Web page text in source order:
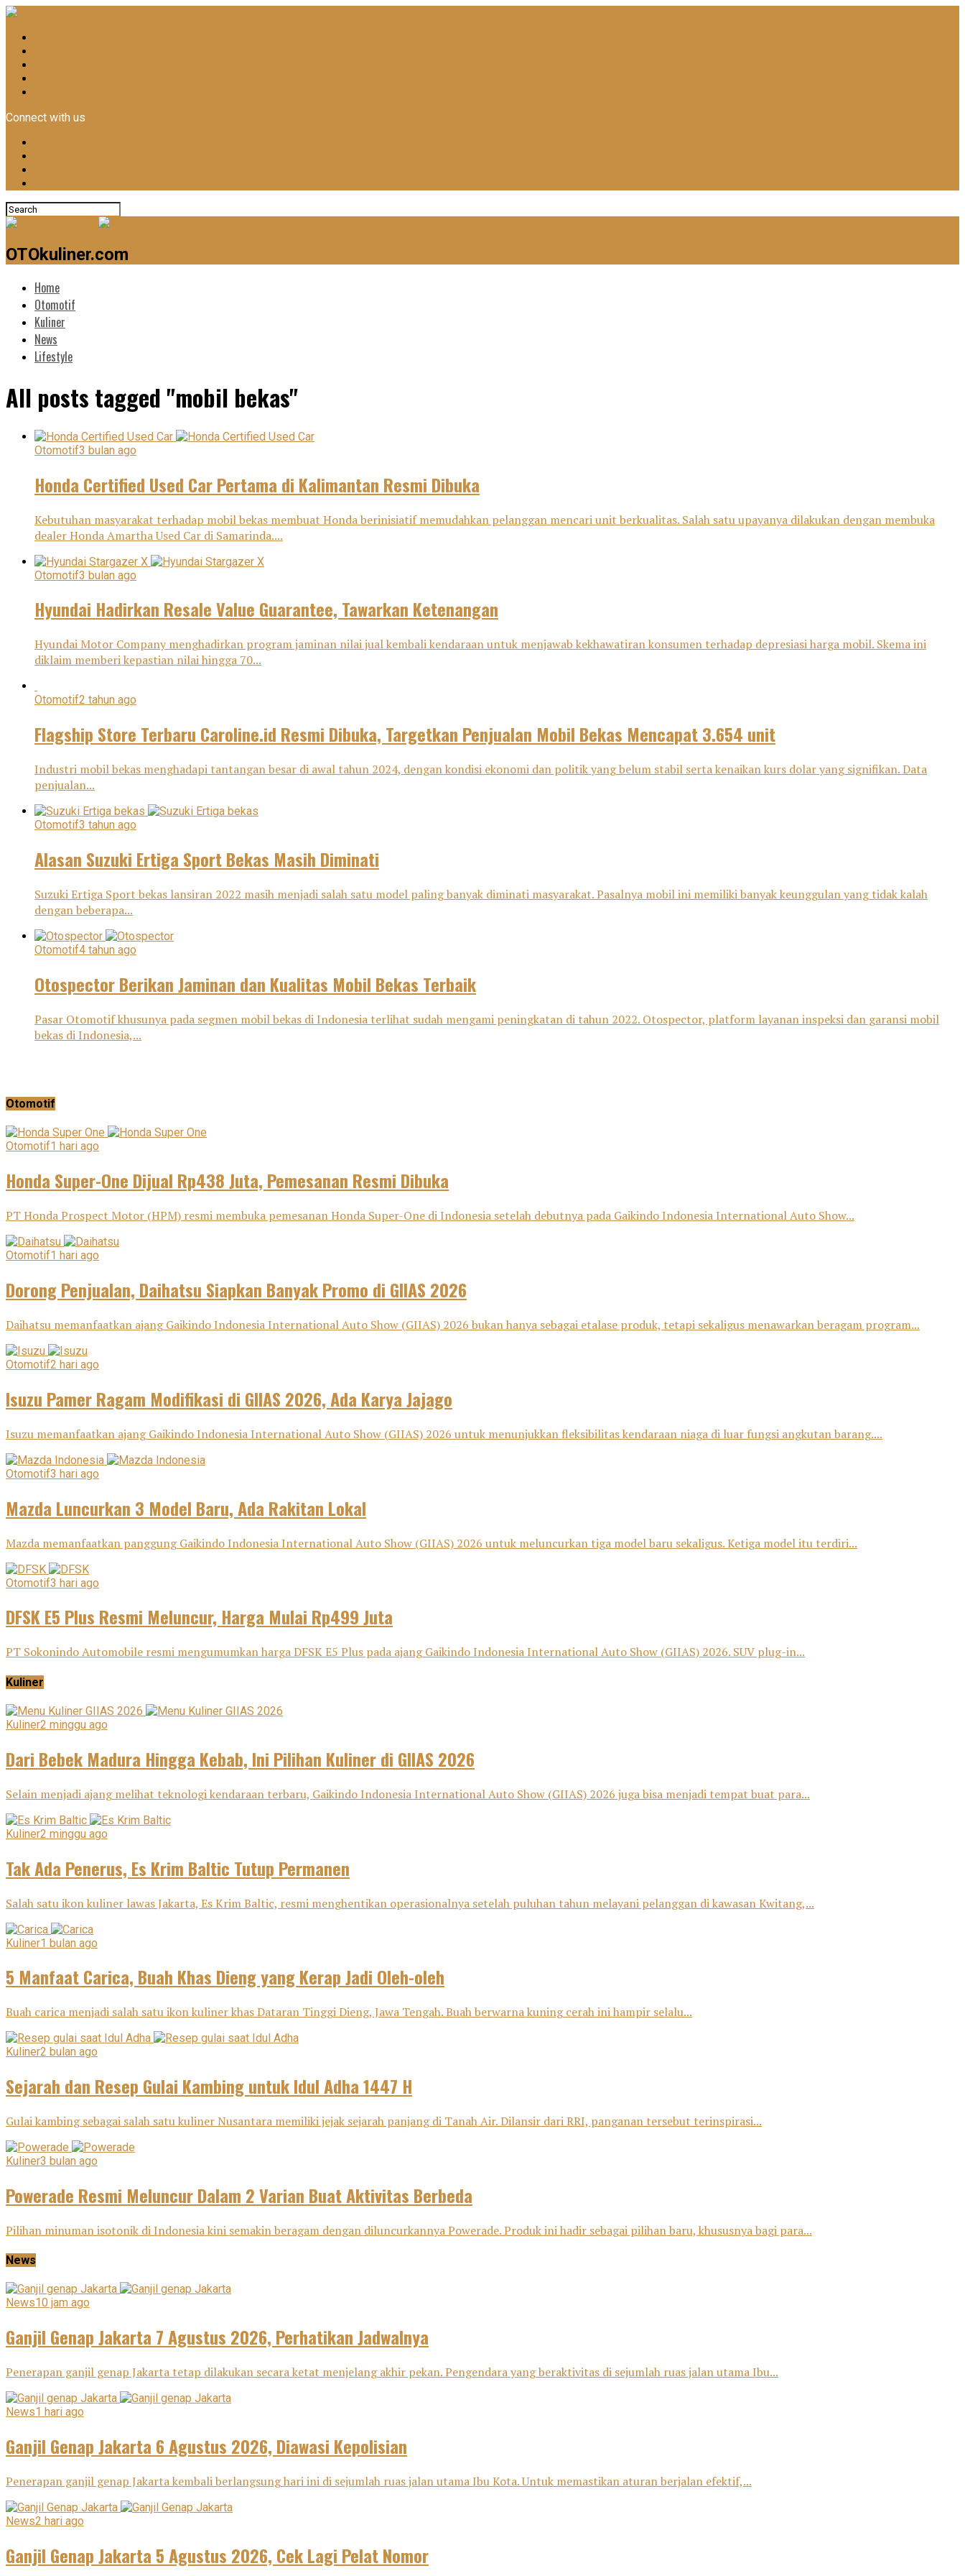
Connect with us
OTOkuliner.com
Home
Otomotif
Kuliner
News
Lifestyle
All posts tagged "mobil bekas"
Otomotif3 bulan ago
Honda Certified Used Car Pertama di Kalimantan Resmi Dibuka
Kebutuhan masyarakat terhadap mobil bekas membuat Honda berinisiatif memudahkan pelanggan mencari unit berkualitas. Salah satu upayanya dilakukan dengan membuka
dealer Honda Amartha Used Car di Samarinda....
Otomotif3 bulan ago
Hyundai Hadirkan Resale Value Guarantee, Tawarkan Ketenangan
Hyundai Motor Company menghadirkan program jaminan nilai jual kembali kendaraan untuk menjawab kekhawatiran konsumen terhadap depresiasi harga mobil. Skema ini
diklaim memberi kepastian nilai hingga 70...
Otomotif2 tahun ago
Flagship Store Terbaru Caroline.id Resmi Dibuka, Targetkan Penjualan Mobil Bekas Mencapat 3.654 unit
Industri mobil bekas menghadapi tantangan besar di awal tahun 2024, dengan kondisi ekonomi dan politik yang belum stabil serta kenaikan kurs dolar yang signifikan. Data
penjualan...
Otomotif3 tahun ago
Alasan Suzuki Ertiga Sport Bekas Masih Diminati
Suzuki Ertiga Sport bekas lansiran 2022 masih menjadi salah satu model paling banyak diminati masyarakat. Pasalnya mobil ini memiliki banyak keunggulan yang tidak kalah
dengan beberapa...
Otomotif4 tahun ago
Otospector Berikan Jaminan dan Kualitas Mobil Bekas Terbaik
Pasar Otomotif khusunya pada segmen mobil bekas di Indonesia terlihat sudah mengami peningkatan di tahun 2022. Otospector, platform layanan inspeksi dan garansi mobil
bekas di Indonesia,...
Otomotif
Otomotif1 hari ago
Honda Super-One Dijual Rp438 Juta, Pemesanan Resmi Dibuka
PT Honda Prospect Motor (HPM) resmi membuka pemesanan Honda Super-One di Indonesia setelah debutnya pada Gaikindo Indonesia International Auto Show...
Otomotif1 hari ago
Dorong Penjualan, Daihatsu Siapkan Banyak Promo di GIIAS 2026
Daihatsu memanfaatkan ajang Gaikindo Indonesia International Auto Show (GIIAS) 2026 bukan hanya sebagai etalase produk, tetapi sekaligus menawarkan beragam program...
Otomotif2 hari ago
Isuzu Pamer Ragam Modifikasi di GIIAS 2026, Ada Karya Jajago
Isuzu memanfaatkan ajang Gaikindo Indonesia International Auto Show (GIIAS) 2026 untuk menunjukkan fleksibilitas kendaraan niaga di luar fungsi angkutan barang....
Otomotif3 hari ago
Mazda Luncurkan 3 Model Baru, Ada Rakitan Lokal
Mazda memanfaatkan panggung Gaikindo Indonesia International Auto Show (GIIAS) 2026 untuk meluncurkan tiga model baru sekaligus. Ketiga model itu terdiri...
Otomotif3 hari ago
DFSK E5 Plus Resmi Meluncur, Harga Mulai Rp499 Juta
PT Sokonindo Automobile resmi mengumumkan harga DFSK E5 Plus pada ajang Gaikindo Indonesia International Auto Show (GIIAS) 2026. SUV plug-in...
Kuliner
Kuliner2 minggu ago
Dari Bebek Madura Hingga Kebab, Ini Pilihan Kuliner di GIIAS 2026
Selain menjadi ajang melihat teknologi kendaraan terbaru, Gaikindo Indonesia International Auto Show (GIIAS) 2026 juga bisa menjadi tempat buat para...
Kuliner2 minggu ago
Tak Ada Penerus, Es Krim Baltic Tutup Permanen
Salah satu ikon kuliner lawas Jakarta, Es Krim Baltic, resmi menghentikan operasionalnya setelah puluhan tahun melayani pelanggan di kawasan Kwitang,...
Kuliner1 bulan ago
5 Manfaat Carica, Buah Khas Dieng yang Kerap Jadi Oleh-oleh
Buah carica menjadi salah satu ikon kuliner khas Dataran Tinggi Dieng, Jawa Tengah. Buah berwarna kuning cerah ini hampir selalu...
Kuliner2 bulan ago
Sejarah dan Resep Gulai Kambing untuk Idul Adha 1447 H
Gulai kambing sebagai salah satu kuliner Nusantara memiliki jejak sejarah panjang di Tanah Air. Dilansir dari RRI, panganan tersebut terinspirasi...
Kuliner3 bulan ago
Powerade Resmi Meluncur Dalam 2 Varian Buat Aktivitas Berbeda
Pilihan minuman isotonik di Indonesia kini semakin beragam dengan diluncurkannya Powerade. Produk ini hadir sebagai pilihan baru, khususnya bagi para...
News
News10 jam ago
Ganjil Genap Jakarta 7 Agustus 2026, Perhatikan Jadwalnya
Penerapan ganjil genap Jakarta tetap dilakukan secara ketat menjelang akhir pekan. Pengendara yang beraktivitas di sejumlah ruas jalan utama Ibu...
News1 hari ago
Ganjil Genap Jakarta 6 Agustus 2026, Diawasi Kepolisian
Penerapan ganjil genap Jakarta kembali berlangsung hari ini di sejumlah ruas jalan utama Ibu Kota. Untuk memastikan aturan berjalan efektif,...
News2 hari ago
Ganjil Genap Jakarta 5 Agustus 2026, Cek Lagi Pelat Nomor